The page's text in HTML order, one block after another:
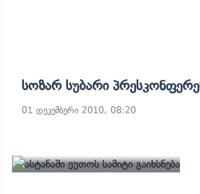
Სოზარ Სუბარი
01 დეკემბერი 2010, 08:20